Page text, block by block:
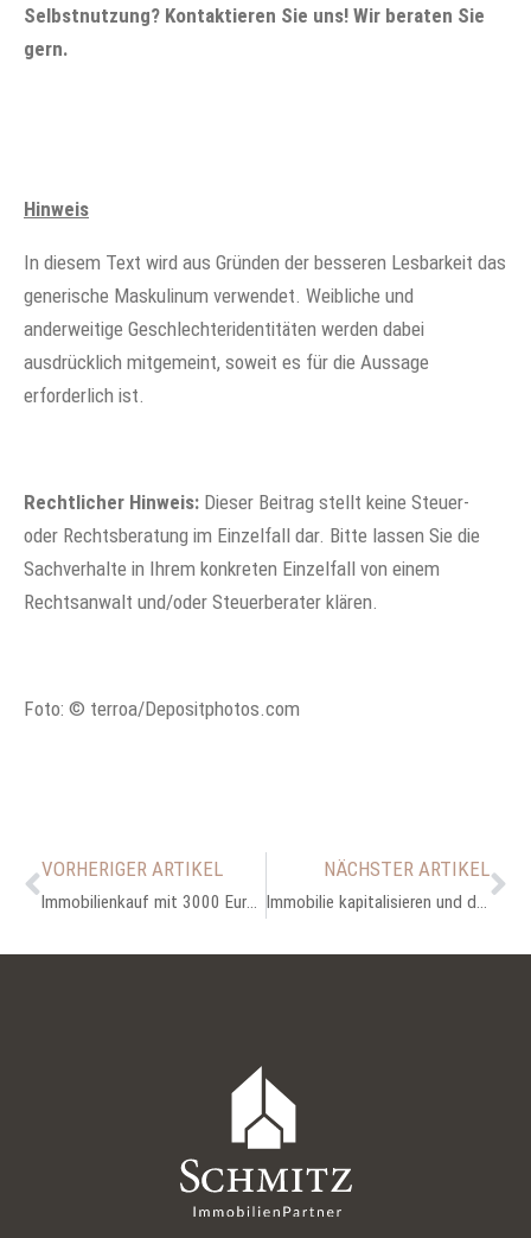
Selbstnutzung? Kontaktieren Sie uns! Wir beraten Sie
gern.
Hinweis
In diesem Text wird aus Gründen der besseren Lesbarkeit das
generische Maskulinum verwendet. Weibliche und
anderweitige Geschlechteridentitäten werden dabei
ausdrücklich mitgemeint, soweit es für die Aussage
erforderlich ist.
Rechtlicher Hinweis: Dieser Beitrag stellt keine Steuer-
oder Rechtsberatung im Einzelfall dar. Bitte lassen Sie die
Sachverhalte in Ihrem konkreten Einzelfall von einem
Rechtsanwalt und/oder Steuerberater klären.
Foto: © terroa/Depositphotos.com
VORHERIGER ARTIKEL
Immobilienkauf mit 3000 Euro Netto: Ist das realistisch?
NÄCHSTER ARTIKEL
Immobilie kapitalisieren und dennoch darin wohnen bleiben